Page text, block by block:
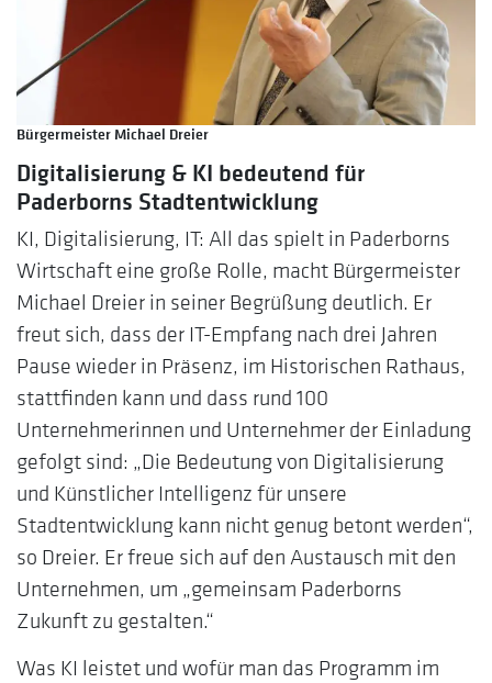
Bürgermeister Michael Dreier
Digitalisierung & KI bedeutend für
Paderborns Stadtentwicklung
KI, Digitalisierung, IT: All das spielt in Paderborns
Wirtschaft eine große Rolle, macht Bürgermeister
Michael Dreier in seiner Begrüßung deutlich. Er
freut sich, dass der IT-Empfang nach drei Jahren
Pause wieder in Präsenz, im Historischen Rathaus,
stattfinden kann und dass rund 100
Unternehmerinnen und Unternehmer der Einladung
gefolgt sind: „Die Bedeutung von Digitalisierung
und Künstlicher Intelligenz für unsere
Stadtentwicklung kann nicht genug betont werden“,
so Dreier. Er freue sich auf den Austausch mit den
Unternehmen, um „gemeinsam Paderborns
Zukunft zu gestalten.“
Was KI leistet und wofür man das Programm im